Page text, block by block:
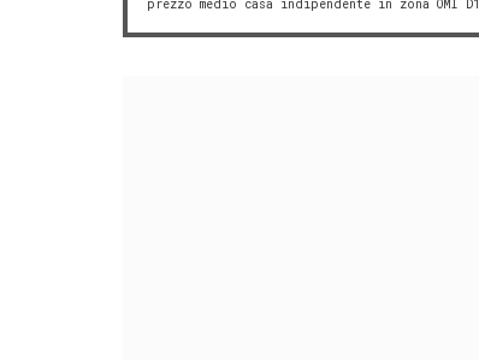
prezzo medio casa indipendente in zona OMI D1